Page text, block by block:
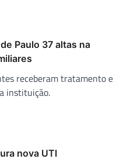
Paulo 37 altas na
receberam tratamento e
instituição.
nova UTI